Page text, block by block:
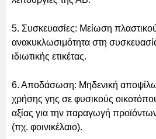
5. Συσκευασίες: Μείωση
ανακυκλωσιμότητα στη
ιδιωτικής ετικέτας.
6. Αποδάσωση: Μηδενική
χρήσης γης σε φυσικούς
αξίας για την παραγωγή
(πχ. φοινικέλαιο).